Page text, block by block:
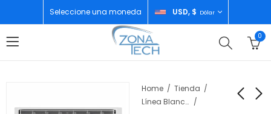
Seleccione una moneda USD, $ Dólar
0
Home
Tienda
Línea Blanca